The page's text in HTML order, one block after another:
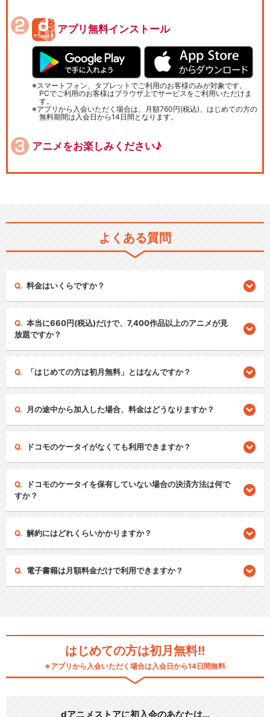
アプリ無料インストール
スマートフォン、タブレットでご利用のお客様のみが対象です。
PCでご利用のお客様はブラウザ上でサービスをご利用いただけま
す。
アプリから入会いただく場合は、月額760円(税込)、はじめての方の
無料期間は入会日から14日間となります。
アニメをお楽しみください♪
よくある質問
料金はいくらですか？
本当に660円(税込)だけで、7,400作品以上のアニメが見
放題ですか？
「はじめての方は初月無料」とはなんですか？
月の途中から加入した場合、料金はどうなりますか？
ドコモのケータイがなくても利用できますか？
ドコモのケータイを保有していない場合の決済方法は何で
すか？
解約にはどれくらいかかりますか？
電子書籍は月額料金だけで利用できますか？
はじめての方は初月無料!!
※アプリから入会いただく場合は入会日から14日間無料
dアニメストアに初入会のあなたは…